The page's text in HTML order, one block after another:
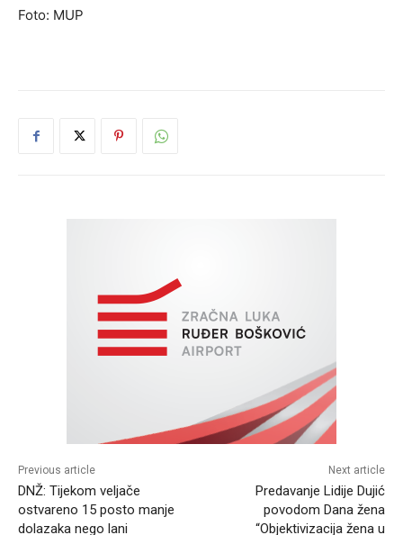
Foto: MUP
Previous article
DNŽ: Tijekom veljače
ostvareno 15 posto manje
dolazaka nego lani
Next article
Predavanje Lidije Dujić
povodom Dana žena
“Objektivizacija žena u